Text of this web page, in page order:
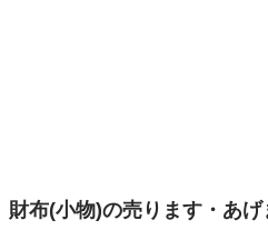
財布(小物)の売ります・あ